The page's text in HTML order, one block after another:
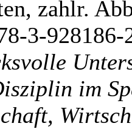
zahlr.
3-928186-
im